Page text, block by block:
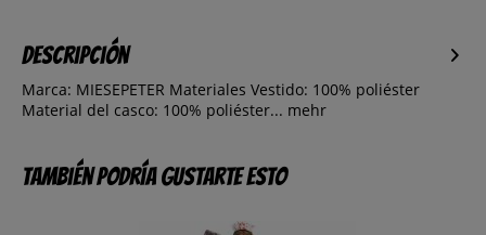
Descripción
Marca: MIESEPETER Materiales Vestido: 100% poliéster
Material del casco: 100% poliéster... mehr
También podría gustarte esto